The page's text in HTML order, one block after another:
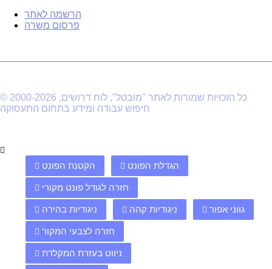
הרשמה לאתר
פרסום משרה
© 2000-2026 כל הזכויות שמורות לאתר "מובטל", לוח דרושים,
חיפוש עבודה ומידע בתחום התעסוקה
הקטנת הפונט הגדלת הפונט
חזרה לגודל פונט מקורי
ניגודיות בהירה ניגודיות קהה גווני אפור
חזרה לצבעי המקור
ניווט בעזרת המקלדת